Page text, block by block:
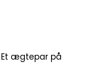
Et ægtepar på